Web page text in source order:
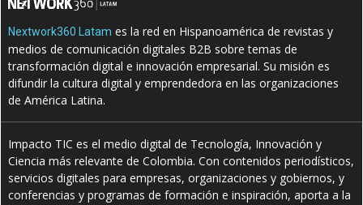
Nextwork360 Latam es la red en Hispanoamérica de revistas y
medios de comunicación digitales B2B sobre temas de
transformación digital e innovación empresarial. Su misión es
difundir la cultura digital y emprendedora en las organizaciones
de América Latina.
Impacto TIC es el medio digital de Tecnología, Innovación y
Ciencia más relevante de Colombia. Con contenidos periodísticos,
servicios digitales para empresas, organizaciones y gobiernos, y
conferencias y programas de formación e inspiración, aporta a la